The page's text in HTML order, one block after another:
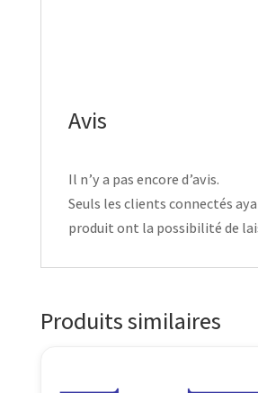
Avis
Il n’y a pas encore d’avis.
Seuls les clients connectés
produit ont la possibilité de
Produits similaires